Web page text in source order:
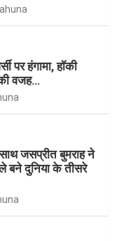
पर हंगामा, हॉकी
वजह…
जसप्रीत बुमराह ने
बने दुनिया के तीसरे